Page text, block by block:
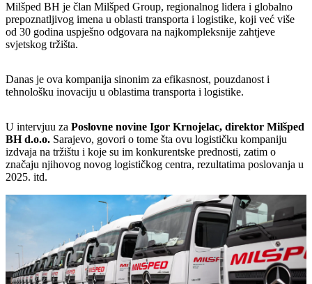
Milšped BH je član Milšped Group, regionalnog lidera i globalno
prepoznatljivog imena u oblasti transporta i logistike, koji već više
od 30 godina uspješno odgovara na najkompleksnije zahtjeve
svjetskog tržišta.
Danas je ova kompanija sinonim za efikasnost, pouzdanost i
tehnološku inovaciju u oblastima transporta i logistike.
U intervjuu za Poslovne novine Igor Krnojelac, direktor Milšped
BH d.o.o. Sarajevo, govori o tome šta ovu logističku kompaniju
izdvaja na tržištu i koje su im konkurentske prednosti, zatim o
značaju njihovog novog logističkog centra, rezultatima poslovanja u
2025. itd.